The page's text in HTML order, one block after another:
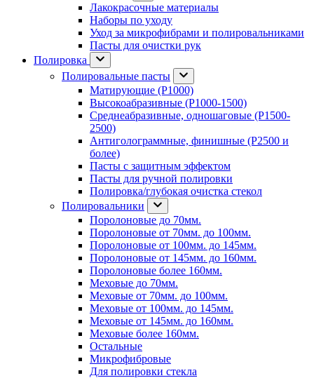
Лакокрасочные материалы
Наборы по уходу
Уход за микрофибрами и полировальниками
Пасты для очистки рук
Полировка
Полировальные пасты
Матирующие (P1000)
Высокоабразивные (P1000-1500)
Среднеабразивные, одношаговые (P1500-
2500)
Антиголограммные, финишные (P2500 и
более)
Пасты с защитным эффектом
Пасты для ручной полировки
Полировка/глубокая очистка стекол
Полировальники
Поролоновые до 70мм.
Поролоновые от 70мм. до 100мм.
Поролоновые от 100мм. до 145мм.
Поролоновые от 145мм. до 160мм.
Поролоновые более 160мм.
Меховые до 70мм.
Меховые от 70мм. до 100мм.
Меховые от 100мм. до 145мм.
Меховые от 145мм. до 160мм.
Меховые более 160мм.
Остальные
Микрофибровые
Для полировки стекла